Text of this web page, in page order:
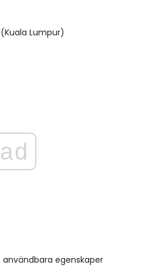
Lumpur)
ad
användbara egenskaper